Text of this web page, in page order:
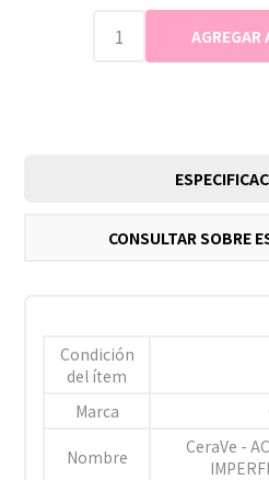
CONSULTAR SOBRE
Condición
del ítem
Marca
Nombre
CeraVe -